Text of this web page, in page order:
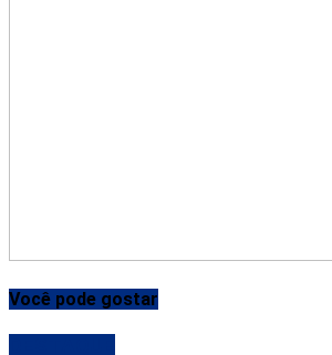
Você pode gostar